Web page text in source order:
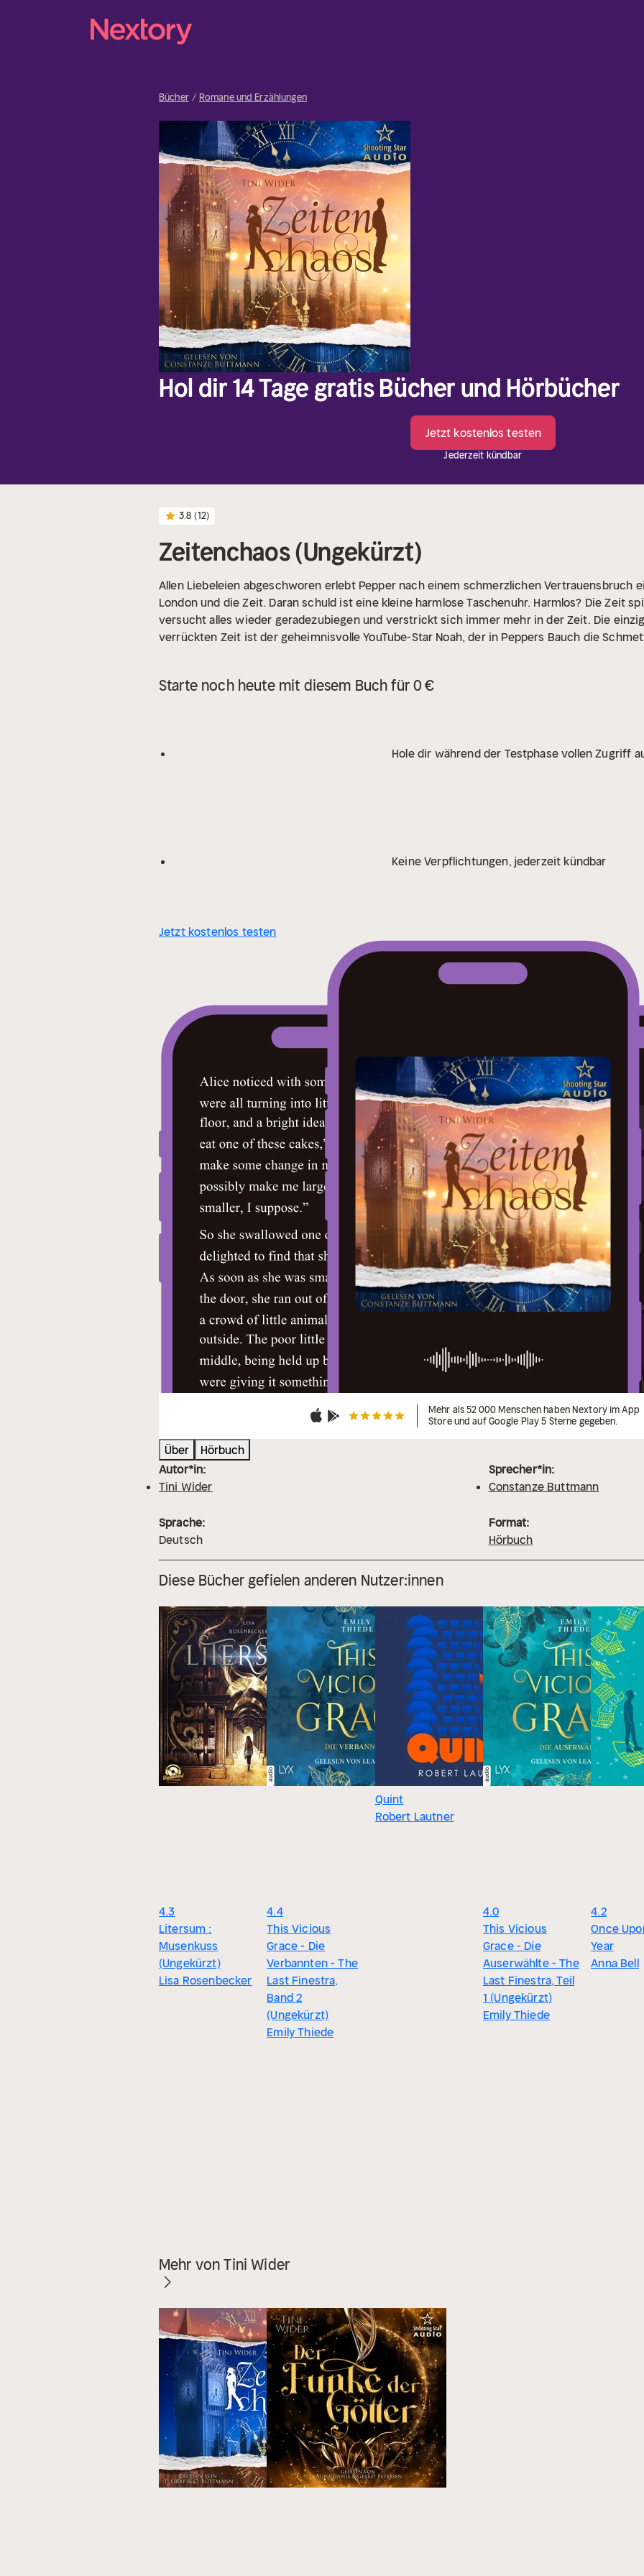
Bücher Romane und Erzählungen
Hol dir 14 Tage gratis Bücher und Hörbücher
Jetzt kostenlos testen
Jederzeit kündbar
3.8 (12)
Zeitenchaos (Ungekürzt)
Allen Liebeleien abgeschworen erlebt Pepper nach einem schmerzlichen Vertrauensbruch
London und die Zeit. Daran schuld ist eine kleine harmlose Taschenuhr. Harmlos? Die Zeit
versucht alles wieder geradezubiegen und verstrickt sich immer mehr in der Zeit. Die
verrückten Zeit ist der geheimnisvolle YouTube-Star Noah, der in Peppers Bauch die
Starte noch heute mit diesem Buch für 0 €
Hole dir während der Testphase vollen Zugriff
Keine Verpflichtungen, jederzeit kündbar
Jetzt kostenlos testen
Mehr als 52 000 Menschen haben Nextory im App
Store und auf Google Play 5 Sterne gegeben.
Über
Hörbuch
Autor*in:
Tini Wider
Sprecher*in:
Constanze Buttmann
Sprache:
Deutsch
Format:
Hörbuch
Diese Bücher gefielen anderen Nutzer:innen
4.3
Litersum :
Musenkuss
(Ungekürzt)
Lisa Rosenbecker
4.4
This Vicious
Grace - Die
Verbannten - The
Last Finestra,
Band 2
(Ungekürzt)
Emily Thiede
Quint
Robert Lautner
4.0
This Vicious
Grace - Die
Auserwählte - The
Last Finestra, Teil
1 (Ungekürzt)
Emily Thiede
4.2
Once
Year
Anna Bell
Mehr von Tini Wider